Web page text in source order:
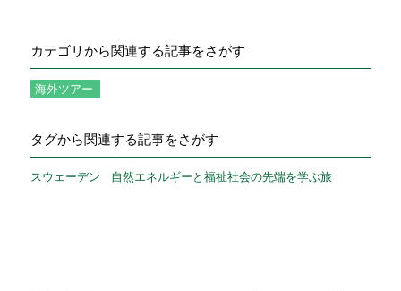
カテゴリから関連する記事をさがす
海外ツアー
タグから関連する記事をさがす
スウェーデン 自然エネルギーと福祉社会の先端を学ぶ旅